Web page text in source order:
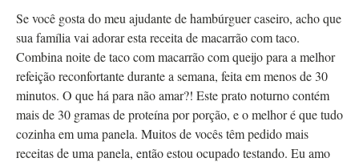
Se você gosta do meu ajudante de hambúrguer caseiro, acho que
sua família vai adorar esta receita de macarrão com taco.
Combina noite de taco com macarrão com queijo para a melhor
refeição reconfortante durante a semana, feita em menos de 30
minutos. O que há para não amar?! Este prato noturno contém
mais de 30 gramas de proteína por porção, e o melhor é que tudo
cozinha em uma panela. Muitos de vocês têm pedido mais
receitas de uma panela, então estou ocupado testando. Eu amo